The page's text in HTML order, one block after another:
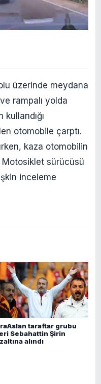
üzerinde meydana
rampalı yolda
otomobile çarptı.
kaza otomobilin
Motosiklet sürücüsü
inceleme
taraftar grubu
Sebahattin Şirin
alındı